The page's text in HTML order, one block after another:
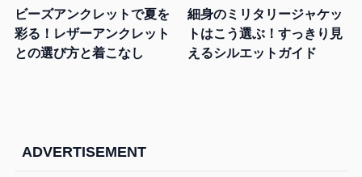
ビーズアンクレットで夏を
彩る！レザーアンクレット
との選び方と着こなし
細身のミリタリージャケッ
トはこう選ぶ！すっきり見
えるシルエットガイド
ADVERTISEMENT